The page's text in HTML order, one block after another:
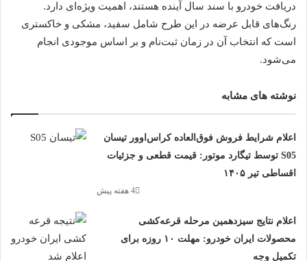
دریافت خودرو با سند سال آینده هستند، اهمیت ویژه‌ای دارد.
رنگ‌های قابل عرضه در این طرح شامل سفید، مشکی و خاکستری
است که انتخاب آن در زمان ثبت‌نام و بر اساس موجودی انجام
می‌شود.
نوشته های مشابه
اعلام شرایط فروش فوق‌العاده کراس‌اوور تیسان
S05 توسط تیگارد موتور: قیمت قطعی و جزئیات
اقساطی تیر ۱۴۰۵
4 هفته پیش
اعلام نتایج سیزدهمین مرحله قرعه‌کشی
محصولات ایران خودرو: مهلت ۱۰ روزه برای
تکمیل وجه